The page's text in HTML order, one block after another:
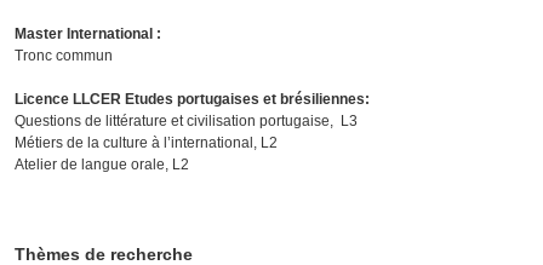
Master International :
Tronc commun
Licence LLCER Etudes portugaises et brésiliennes:
Questions de littérature et civilisation portugaise, L3
Métiers de la culture à l’international, L2
Atelier de langue orale, L2
Thèmes de recherche